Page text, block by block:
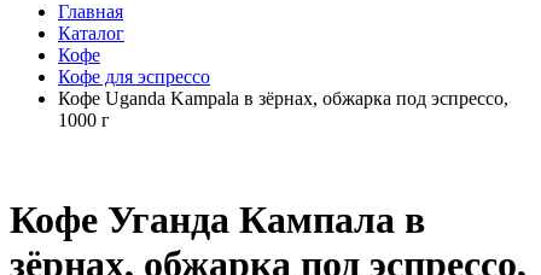
Главная
Каталог
Кофе
Кофе для эспрессо
Кофе Uganda Kampala в зёрнах, обжарка под эспрессо,
1000 г
Кофе Уганда Кампала в
зёрнах, обжарка под эспрессо,